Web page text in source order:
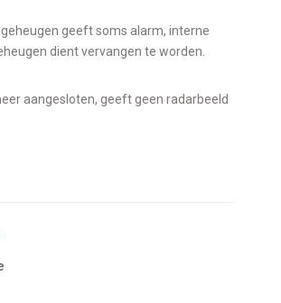
dient vervangen te worden.